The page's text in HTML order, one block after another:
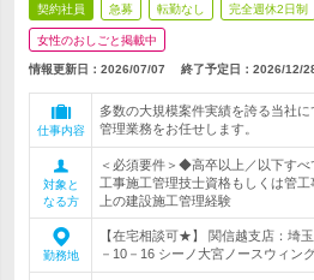
契約社員 急募 転勤なし 完全週休2日制
女性のおしごと掲載中
情報更新日：2026/07/07 終了予定日： 2026/12/
仕事内容
多数の大規模案件実績を誇る当社
管理業務をお任せします。
対象と
なる方
＜必須要件＞◆高卒以上／以下す
工事施工管理技士資格もしくは管
上の建設施工管理経験
勤務地
【在宅相談可★】 関信越支店：埼
－10－16 シーノ大宮ノースウィン